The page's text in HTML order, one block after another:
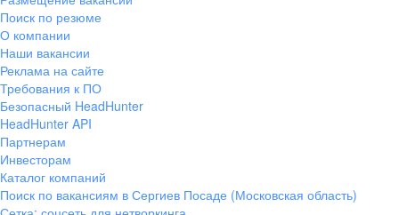
Поиск по резюме
О компании
Наши вакансии
Реклама на сайте
Требования к ПО
Безопасный HeadHunter
HeadHunter API
Партнерам
Инвесторам
Каталог компаний
Поиск по вакансиям в Сергиев Посаде (Московская область)